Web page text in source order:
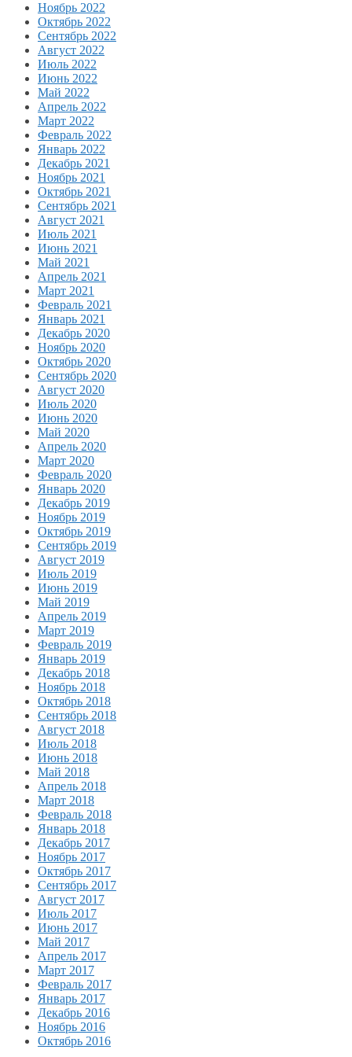
Ноябрь 2022
Октябрь 2022
Сентябрь 2022
Август 2022
Июль 2022
Июнь 2022
Май 2022
Апрель 2022
Март 2022
Февраль 2022
Январь 2022
Декабрь 2021
Ноябрь 2021
Октябрь 2021
Сентябрь 2021
Август 2021
Июль 2021
Июнь 2021
Май 2021
Апрель 2021
Март 2021
Февраль 2021
Январь 2021
Декабрь 2020
Ноябрь 2020
Октябрь 2020
Сентябрь 2020
Август 2020
Июль 2020
Июнь 2020
Май 2020
Апрель 2020
Март 2020
Февраль 2020
Январь 2020
Декабрь 2019
Ноябрь 2019
Октябрь 2019
Сентябрь 2019
Август 2019
Июль 2019
Июнь 2019
Май 2019
Апрель 2019
Март 2019
Февраль 2019
Январь 2019
Декабрь 2018
Ноябрь 2018
Октябрь 2018
Сентябрь 2018
Август 2018
Июль 2018
Июнь 2018
Май 2018
Апрель 2018
Март 2018
Февраль 2018
Январь 2018
Декабрь 2017
Ноябрь 2017
Октябрь 2017
Сентябрь 2017
Август 2017
Июль 2017
Июнь 2017
Май 2017
Апрель 2017
Март 2017
Февраль 2017
Январь 2017
Декабрь 2016
Ноябрь 2016
Октябрь 2016